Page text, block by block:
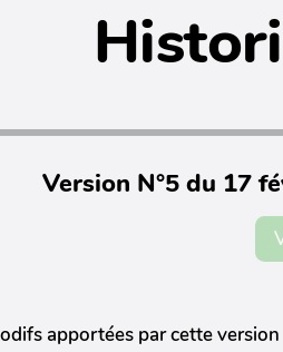
Version N°5 du 17
apportées par cette version